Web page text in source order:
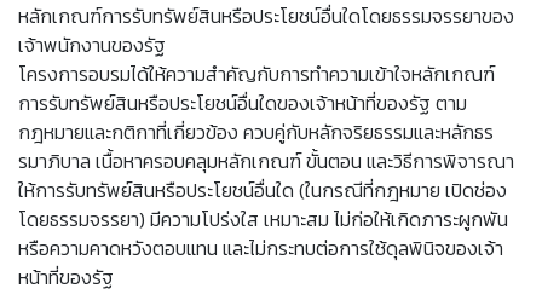
หลักเกณฑ์การรับทรัพย์สินหรือประโยชน์อื่นใดโดยธรรมจรรยาของ
เจ้าพนักงานของรัฐ
โครงการอบรมได้ให้ความสำคัญกับการทำความเข้าใจหลักเกณฑ์
การรับทรัพย์สินหรือประโยชน์อื่นใดของเจ้าหน้าที่ของรัฐ ตาม
กฎหมายและกติกาที่เกี่ยวข้อง ควบคู่กับหลักจริยธรรมและหลักธร
รมาภิบาล เนื้อหาครอบคลุมหลักเกณฑ์ ขั้นตอน และวิธีการพิจารณา
ให้การรับทรัพย์สินหรือประโยชน์อื่นใด (ในกรณีที่กฎหมาย เปิดช่อง
โดยธรรมจรรยา) มีความโปร่งใส เหมาะสม ไม่ก่อให้เกิดภาระผูกพัน
หรือความคาดหวังตอบแทน และไม่กระทบต่อการใช้ดุลพินิจของเจ้า
หน้าที่ของรัฐ